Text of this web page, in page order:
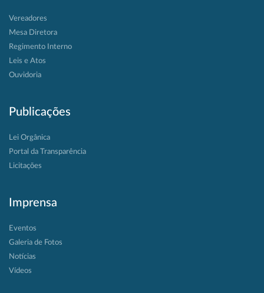
Vereadores
Mesa Diretora
Regimento Interno
Leis e Atos
Ouvidoria
Publicações
Lei Orgânica
Portal da Transparência
Licitações
Imprensa
Eventos
Galeria de Fotos
Notícias
Vídeos